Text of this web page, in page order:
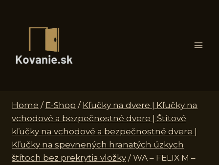
Home / E-Shop / Kľučky na dvere | Kľučky na
vchodové a bezpečnostné dvere | Štítové
kľučky na vchodové a bezpečnostné dvere |
Kľučky na spevnených hranatých úzkych
štítoch bez prekrytia vložky / WA – FELIX M –